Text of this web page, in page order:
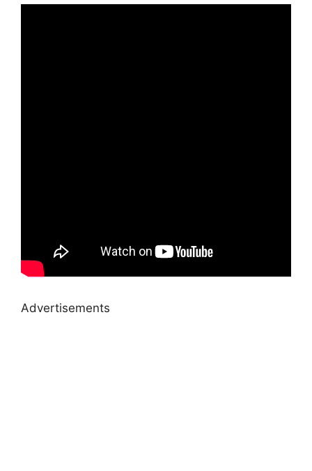
Advertisements